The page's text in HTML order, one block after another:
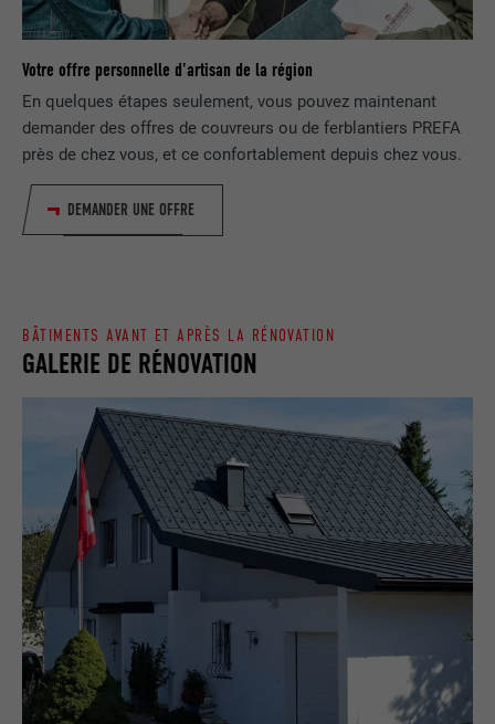
Votre offre personnelle d'artisan de la région
En quelques étapes seulement, vous pouvez maintenant
demander des offres de couvreurs ou de ferblantiers PREFA
près de chez vous, et ce confortablement depuis chez vous.
DEMANDER UNE OFFRE
GALERIE DE RÉNOVATION
BÂTIMENTS AVANT ET APRÈS LA RÉNOVATION
EXPIRATION 1 jour
UTILITÉ
pour générer des données statistiques
sur la manière dont l'utilisateur utilise le
site Internet.
NOM _gaexp
UTILITÉ
Est placé afin de tester si le navigateur
autorise l'utilisation de cookies. Ne
contient aucun élément d'identification.
NOM lang
FOURNISSEUR ads.linkedin.com
EXPIRATION Session
UTILITÉ
Enregistre la langue choisie par
l'utilisateur pour un site Internet.
FOURNISSEUR LinkedIn
UTILITÉ
Utilisé par LinkedIn lorsqu'un site
Internet contient une fenêtre « Suivez-
nous » intégrée.
NOM bcookie
FOURNISSEUR
EXPIRATION 2 ans
Utilisé par le service de réseau social